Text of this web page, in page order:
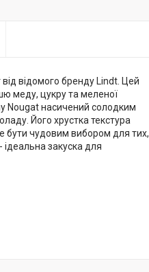
відомого бренду Lindt. Цей
меду, цукру та меленої
Nougat насичений солодким
Його хрустка текстура
бути чудовим вибором для тих,
ідеальна закуска для